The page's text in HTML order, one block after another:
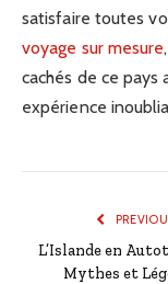
satisfaire toutes
voyage sur mesure
cachés de ce
expérience
L’Islande en
Mythes et